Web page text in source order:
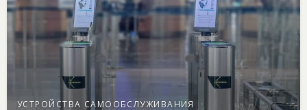
УСТРОЙСТВА САМООБСЛУЖИВАНИЯ